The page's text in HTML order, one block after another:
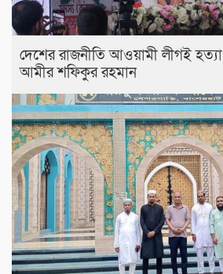
দেশের রাজনীতি আওয়ামী লীগই
আমীর শফিকুর রহমান